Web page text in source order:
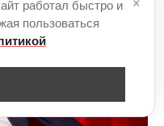
работал быстро и
пользоваться